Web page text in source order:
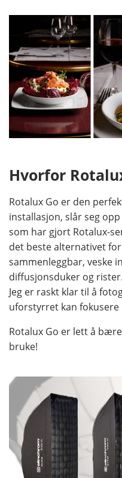
Hvorfor
Rotalux Go er den
installasjon, slår seg
som har gjort Rotalux-
det beste alternativet
sammenleggbar, veske
diffusjonsduker og rister.
Jeg er raskt klar til å
uforstyrret kan
Rotalux Go er lett å
bruke!